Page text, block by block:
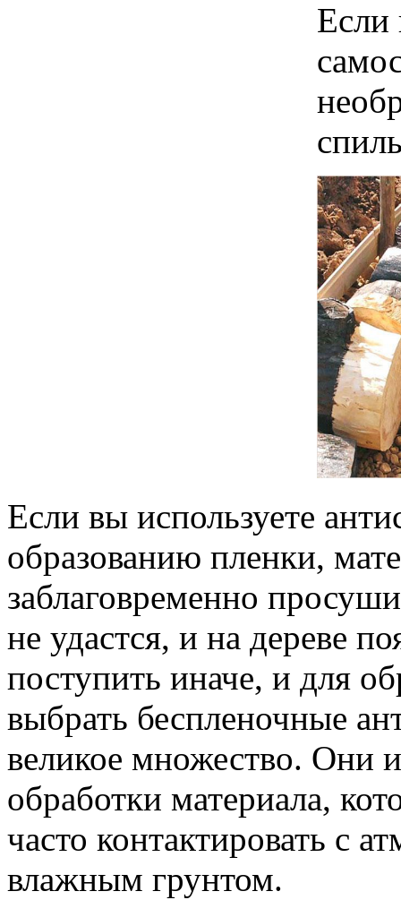
Если
Если вы используете
образованию пленки,
заблаговременно
не удастся, и на дереве
поступить иначе, и для
выбрать беспленочные
великое множество. Они
обработки материала,
часто контактировать с
влажным грунтом.